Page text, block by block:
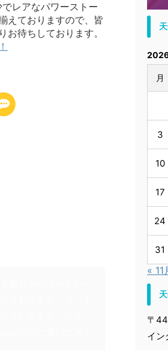
レアなパワーストー
えておりますので、皆
お待ちしております。
月
3
10
17
24
31
« 11
〒
イ